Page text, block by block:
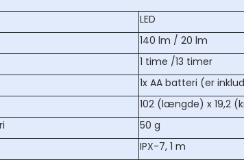
LED
140 lm / 20 lm
1 time /13 timer
1x AA batteri (er
102 (længde) x 19,2
50 g
IPX-7, 1 m